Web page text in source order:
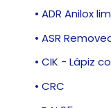
• ADR Anilox
• ASR
• CIK - Lápiz
• CRC